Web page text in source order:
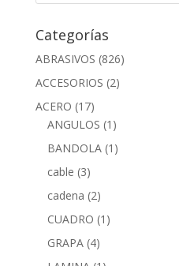
Categorías
ABRASIVOS (826)
ACCESORIOS (2)
ACERO (17)
ANGULOS (1)
BANDOLA (1)
cable (3)
cadena (2)
CUADRO (1)
GRAPA (4)